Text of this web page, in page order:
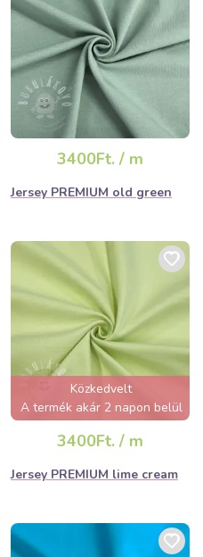
3400Ft. / m
Jersey PREMIUM old green
Közkedvelt
A termék akár 2 napon belül
elfogyhat!
3400Ft. / m
Jersey PREMIUM lime cream